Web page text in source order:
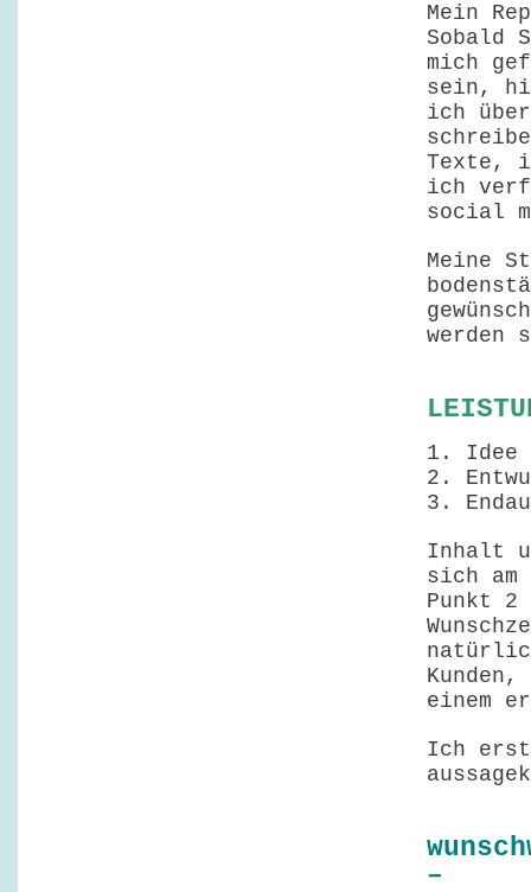
Mein
Sobald
mich
sein,
ich
Texte,
ich
social
Meine
werden
Idee
Inhalt
sich am
Punkt
einem
Ich
–